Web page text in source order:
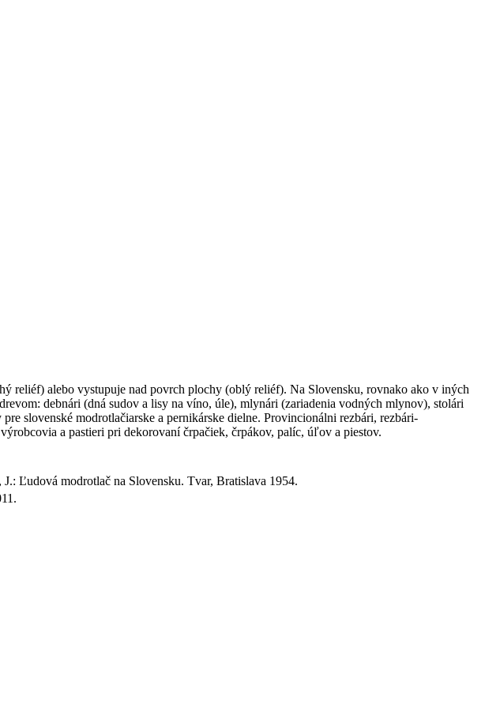
reliéf) alebo vystupuje nad povrch plochy (oblý reliéf). Na Slovensku, rovnako ako v iných
debnári (dná sudov a lisy na víno, úle), mlynári (zariadenia vodných mlynov), stolári
slovenské modrotlačiarske a pernikárske dielne. Provincionálni rezbári, rezbári-
a pastieri pri dekorovaní črpačiek, črpákov, palíc, úľov a piestov.
Ľudová modrotlač na Slovensku. Tvar, Bratislava 1954.